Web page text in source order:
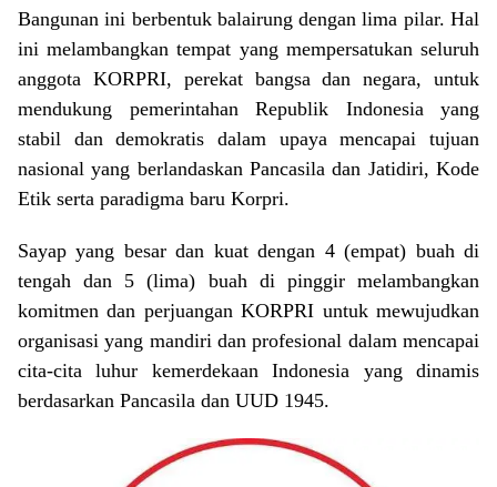
Bangunan ini berbentuk balairung dengan lima pilar. Hal
ini melambangkan tempat yang mempersatukan seluruh
anggota KORPRI, perekat bangsa dan negara, untuk
mendukung pemerintahan Republik Indonesia yang
stabil dan demokratis dalam upaya mencapai tujuan
nasional yang berlandaskan Pancasila dan Jatidiri, Kode
Etik serta paradigma baru Korpri.
Sayap yang besar dan kuat dengan 4 (empat) buah di
tengah dan 5 (lima) buah di pinggir melambangkan
komitmen dan perjuangan KORPRI untuk mewujudkan
organisasi yang mandiri dan profesional dalam mencapai
cita-cita luhur kemerdekaan Indonesia yang dinamis
berdasarkan Pancasila dan UUD 1945.